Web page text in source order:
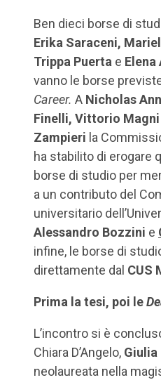
Ben dieci borse di
Erika Saraceni,
Trippa Puerta e
vanno le borse
Career. A Nicholas
Finelli, Vittorio Magni
Zampieri la
ha stabilito di erogare
borse di studio per
a un contributo del
universitario
Alessandro Bozzini e
infine, le borse di
direttamente dal CUS
Prima la tesi, poi le
L’incontro si è
Chiara D’Angelo, Giulia
neolaureata nella